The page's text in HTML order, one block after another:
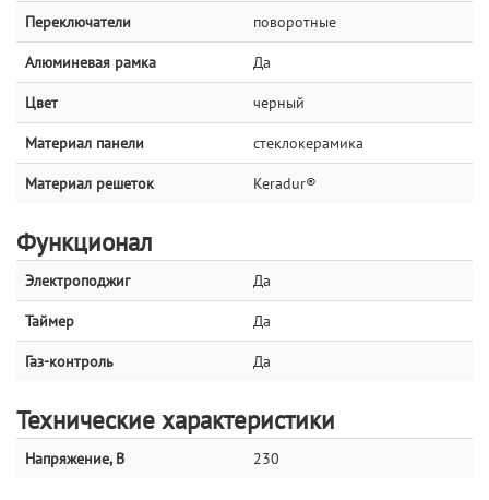
Переключатели поворотные
Алюминевая рамка Да
Цвет черный
Материал панели стеклокерамика
Материал решеток Keradur®
Функционал
Электроподжиг Да
Таймер Да
Газ-контроль Да
Технические характеристики
Напряжение, В 230